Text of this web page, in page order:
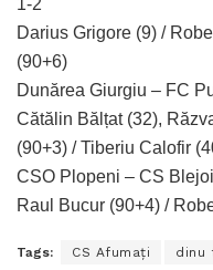
Darius Grigore (9) /
(90+6)
Dunărea Giurgiu – FC
Cătălin Bălțat (32),
(90+3) / Tiberiu Calofir
CSO Plopeni – CS
Raul Bucur (90+4) /
Tags: CS Afumaţi dinu